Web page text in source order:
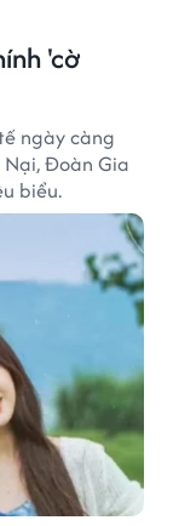
'cờ
ngày càng
Đoàn Gia
biểu.